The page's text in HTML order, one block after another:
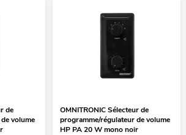
de
volume
OMNITRONIC Sélecteur de
programme/régulateur de volume
HP PA 20 W mono noir